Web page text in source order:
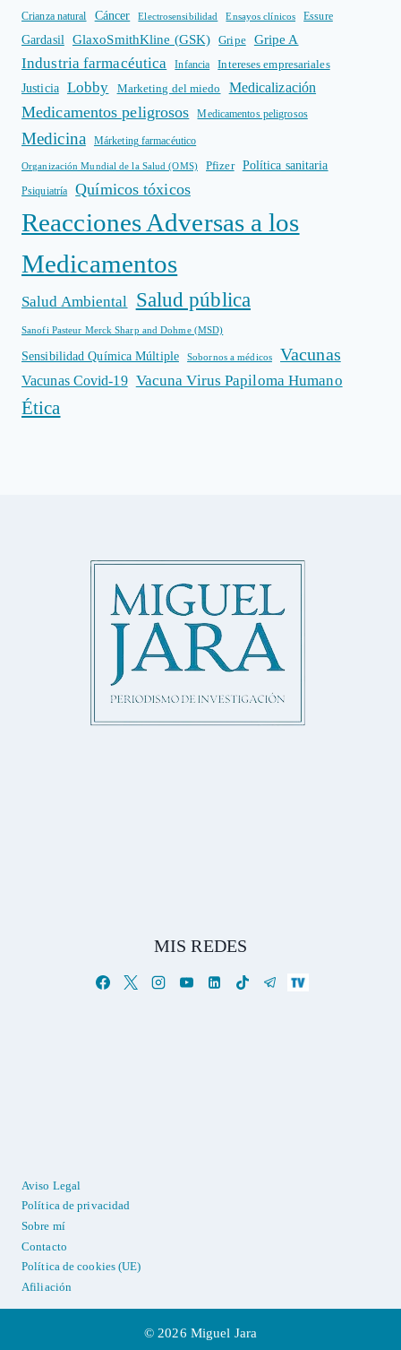
Crianza natural Cáncer Electrosensibilidad Ensayos clínicos Essure
Gardasil GlaxoSmithKline (GSK) Gripe Gripe A
Industria farmacéutica Infancia
Intereses empresariales
Justicia
Lobby Marketing del miedo Medicalización
Medicamentos peligrosos Medicamentos peligrosos
Medicina Márketing farmacéutico
Organización Mundial de la Salud (OMS) Pfizer Política sanitaria
Psiquiatría Químicos tóxicos
Reacciones Adversas a los
Medicamentos
Salud Ambiental Salud pública
Sanofi Pasteur Merck Sharp and Dohme (MSD)
Sensibilidad Química Múltiple Sobornos a médicos Vacunas
Vacunas Covid-19 Vacuna Virus Papiloma Humano
Ética
MIS REDES
Aviso Legal
Política de privacidad
Sobre mí
Contacto
Política de cookies (UE)
Afiliación
© 2026 Miguel Jara